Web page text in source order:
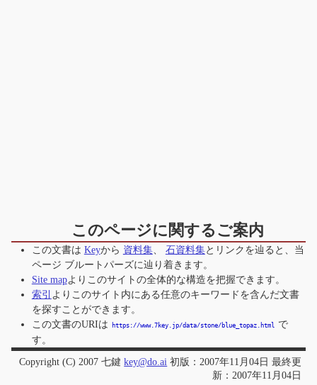
このページに関するご案内
この文書は Keyから 資料集、 石資料集とリンクを辿ると、当
ページ ブルートパーズに辿り着きます。
Site mapよりこのサイトの全体的な構造を把握できます。
索引 よりこのサイト内にある任意のキーワードを含んだ文書
を探すことができます。
この文書のURIは
https://www.7key.jp/data/stone/blue_topaz.html
で
す。
Copyright (C) 2007 七鍵key@do.ai 初版：2007年11月04日 最終更
新：2007年11月04日